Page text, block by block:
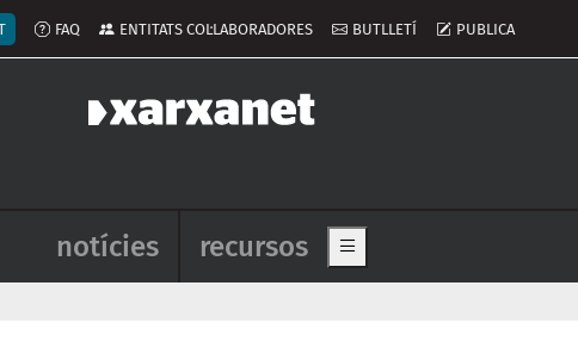
compte d'usuari
FAQ ENTITATS COL·LABORADORES BUTLLETÍ PUBLICA
Navegació principal de l'encapçalament
notícies recursos Show main menu